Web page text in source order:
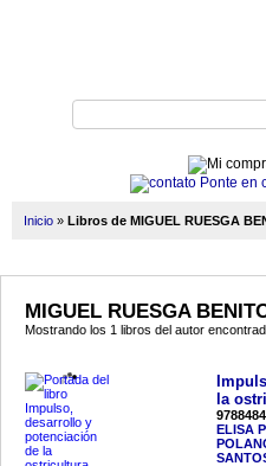
Ponte en
Inicio » Libros de MIGUEL RUESGA
MIGUEL RUESGA
Mostrando los 1 libros del autor
la
ELISA